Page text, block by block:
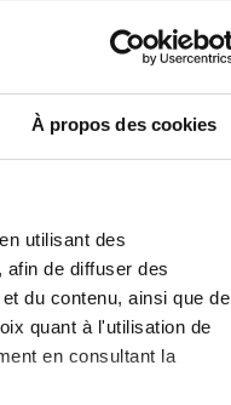
À propos des cookies
utilisant des
de diffuser des
du contenu, ainsi que de
quant à l'utilisation de
en consultant la